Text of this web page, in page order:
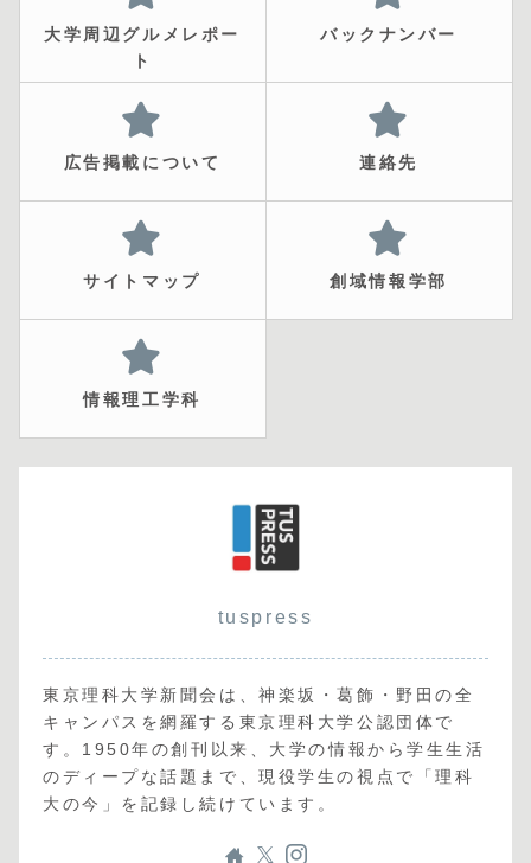
大学周辺グルメレポー
ト
バックナンバー
広告掲載について 連絡先
サイトマップ 創域情報学部
情報理工学科
tuspress
東京理科大学新聞会は、神楽坂・葛飾・野田の全
キャンパスを網羅する東京理科大学公認団体で
す。1950年の創刊以来、大学の情報から学生生活
のディープな話題まで、現役学生の視点で「理科
大の今」を記録し続けています。